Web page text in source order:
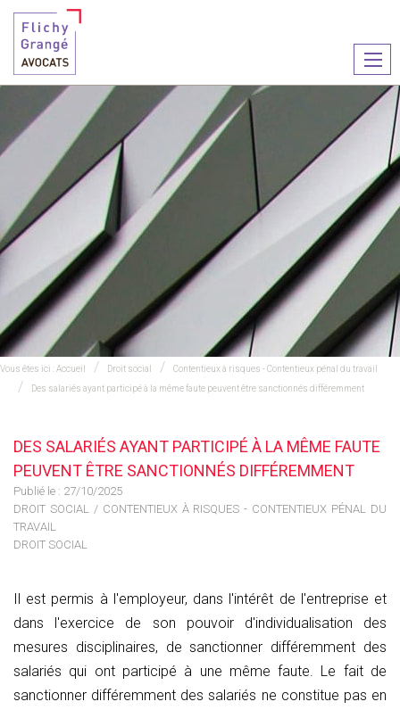
le
Vous êtes ici :Accueil Droit social
Contentieux à risques - Contentieux pénal du travail
Des salariés ayant participé à la même faute peuvent être sanctionnés différemment
DES SALARIÉS AYANT PARTICIPÉ À LA MÊME FAUTE
PEUVENT ÊTRE SANCTIONNÉS DIFFÉREMMENT
Publié le : 27/10/2025
DROIT SOCIAL/ CONTENTIEUX À RISQUES - CONTENTIEUX PÉNAL DU
TRAVAIL
DROIT SOCIAL
Il est permis à l'employeur, dans l'intérêt de l'entreprise et
dans l'exercice de son pouvoir d'individualisation des
mesures disciplinaires, de sanctionner différemment des
salariés qui ont participé à une même faute. Le fait de
sanctionner différemment des salariés ne constitue pas en